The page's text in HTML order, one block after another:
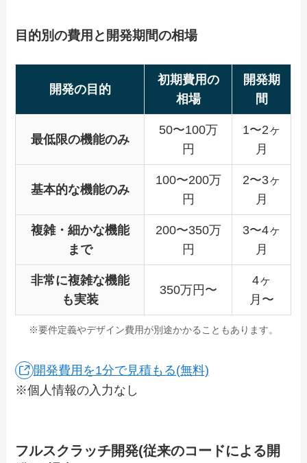
目的別の費用と開発期間の相場
開発の目的
初期費用の
相場
開発期
間
最低限の機能のみ
50〜100万
円
1〜2ヶ
月
基本的な機能のみ
100〜200万
円
2〜3ヶ
月
複雑・細かな機能
まで
200〜350万
円
3〜4ヶ
月
非常に複雑な機能
も実装
350万円〜
4ヶ
月〜
※要件定義やデザイン費用が別途かかることもあります。
開発費用を1分で見積もる(無料)
※個人情報の入力なし
フルスクラッチ開発(従来のコードによる開